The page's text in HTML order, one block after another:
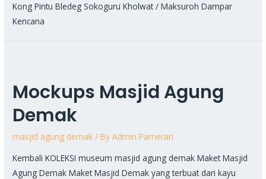
Kong Pintu Bledeg Sokoguru Kholwat / Maksuroh Dampar
Kencana
Mockups Masjid Agung
Demak
masjid agung demak / ByAdmin Pameran
Kembali KOLEKSI museum masjid agung demak Maket Masjid
Agung Demak Maket Masjid Demak yang terbuat dari kayu